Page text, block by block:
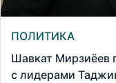
ПОЛИТИКА
Шавкат Мирзиёев
с лидерами